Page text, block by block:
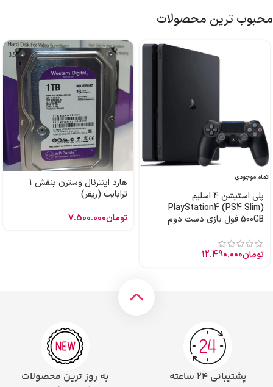
محبوب ترین محصولات
اتمام موجودی
پلی استیشن 4 اسلیم
PlayStation4 (PS4 Slim)
500GB فول بازی دست دوم
تومان12.490.000
هارد اینترنال وسترن بنفش 1
ترابایت (ریفر)
تومان7.500.000
پشتیبانی ۲۴ ساعته به روز ترین محصولات